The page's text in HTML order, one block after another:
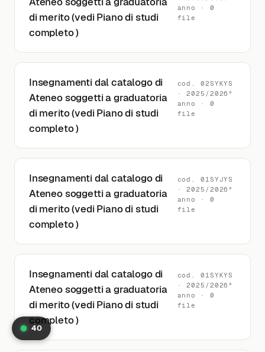
di merito (vedi Piano di studi
completo )
anno · 0
file
Insegnamenti dal catalogo di
Ateneo soggetti a graduatoria
di merito (vedi Piano di studi
completo )
cod. 02SYKYS
· 2025/2026°
anno · 0
file
Insegnamenti dal catalogo di
Ateneo soggetti a graduatoria
di merito (vedi Piano di studi
completo )
cod. 01SYJYS
· 2025/2026°
anno · 0
file
Insegnamenti dal catalogo di
Ateneo soggetti a graduatoria
di merito (vedi Piano di studi
completo )
cod. 01SYKYS
· 2025/2026°
anno · 0
file
40